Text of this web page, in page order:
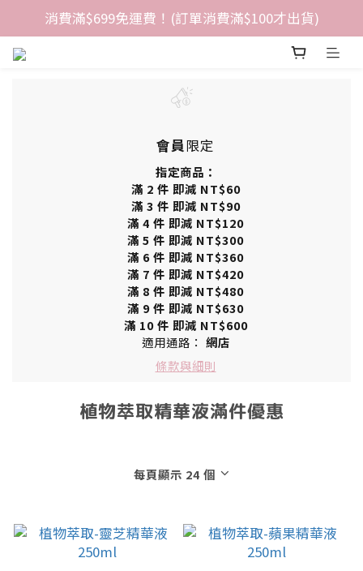
消費滿$699免運費！(訂單消費滿$100才出貨)
會員限定
指定商品：
滿 2 件 即減 NT$60
滿 3 件 即減 NT$90
滿 4 件 即減 NT$120
滿 5 件 即減 NT$300
滿 6 件 即減 NT$360
滿 7 件 即減 NT$420
滿 8 件 即減 NT$480
滿 9 件 即減 NT$630
滿 10 件 即減 NT$600
適用通路： 網店
條款與細則
植物萃取精華液滿件優惠
每頁顯示 24 個